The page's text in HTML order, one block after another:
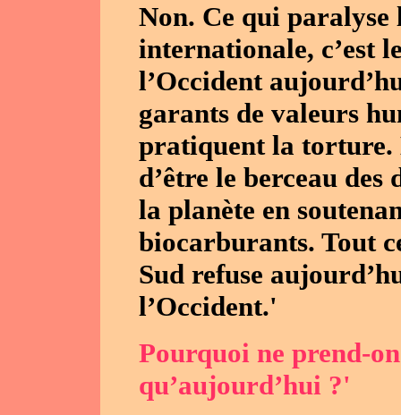
Non. Ce qui
internationale, c’est
l’Occident
garants de valeurs
pratiquent la torture.
d’être le berceau
la planète en
biocarburants. Tout
Sud refuse
l’Occident.'
Pourquoi ne prend-
qu’aujourd’hui ?'